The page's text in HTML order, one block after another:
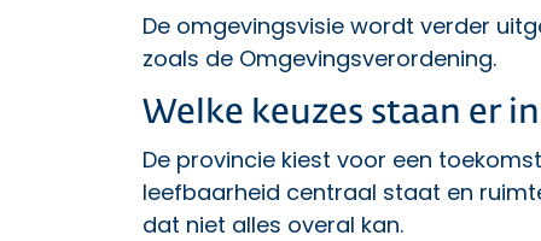
De omgevingsvisie wordt verder
zoals de Omgevingsverordening.
Welke keuzes staan er
De provincie kiest voor een
leefbaarheid centraal staat en
dat niet alles overal kan.